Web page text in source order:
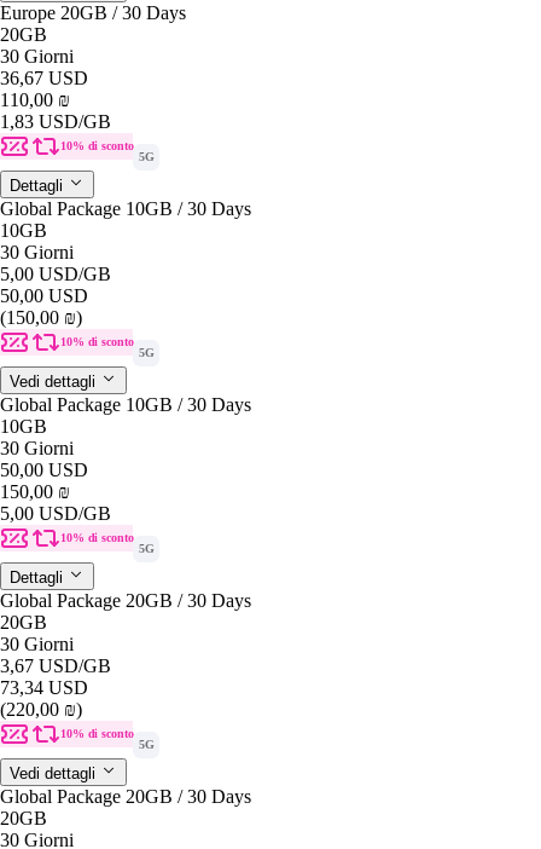
Europe 20GB / 30 Days
20GB
30 Giorni
36,67 USD
110,00 ₪
1,83 USD/GB
10% di sconto
5G
Dettagli
Global Package 10GB / 30 Days
10GB
30 Giorni
5,00 USD/GB
50,00 USD
(150,00 ₪)
10% di sconto
5G
Vedi dettagli
Global Package 10GB / 30 Days
10GB
30 Giorni
50,00 USD
150,00 ₪
5,00 USD/GB
10% di sconto
5G
Dettagli
Global Package 20GB / 30 Days
20GB
30 Giorni
3,67 USD/GB
73,34 USD
(220,00 ₪)
10% di sconto
5G
Vedi dettagli
Global Package 20GB / 30 Days
20GB
30 Giorni